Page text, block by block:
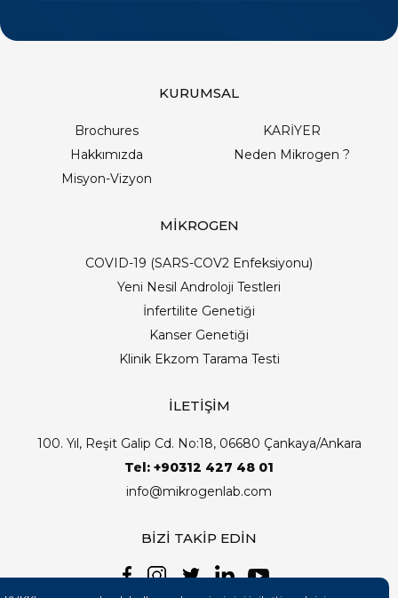
KURUMSAL
Brochures
KARİYER
Hakkımızda
Neden Mikrogen ?
Misyon-Vizyon
MİKROGEN
COVID-19 (SARS-COV2 Enfeksiyonu)
Yeni Nesil Androloji Testleri
İnfertilite Genetiği
Kanser Genetiği
Klinik Ekzom Tarama Testi
İLETİŞİM
100. Yıl, Reşit Galip Cd. No:18, 06680 Çankaya/Ankara
Tel: +90312 427 48 01
info@mikrogenlab.com
BİZİ TAKİP EDİN